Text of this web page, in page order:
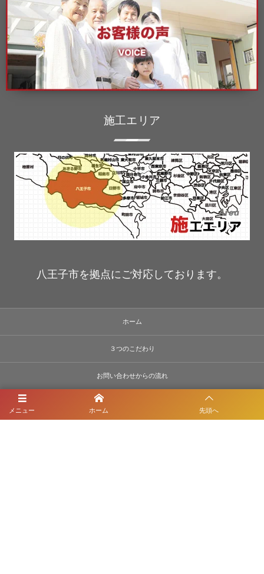
メニュー ホーム 先頭へ
施工エリア
八王子市を拠点にご対応しております。
ホーム
３つのこだわり
お問い合わせからの流れ